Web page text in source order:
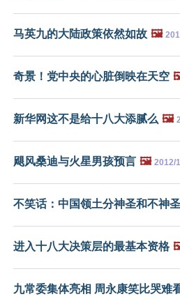
马英九的大陆政策依然如故 🖼️
奇景！党中央的心脏倒映在天空
新华网这不是给十八大添腻么 🖼️
飓风桑迪与火星男孩预言 🖼️ 2012/
不笑话：中国领土分神圣和不神圣
进入十八大决策层的最基本资格
九常委集体亮相 周永康笑比哭难